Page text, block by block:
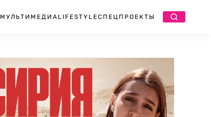
МУЛЬТИМЕДИА LIFESTYLEСПЕЦПРОЕКТЫ